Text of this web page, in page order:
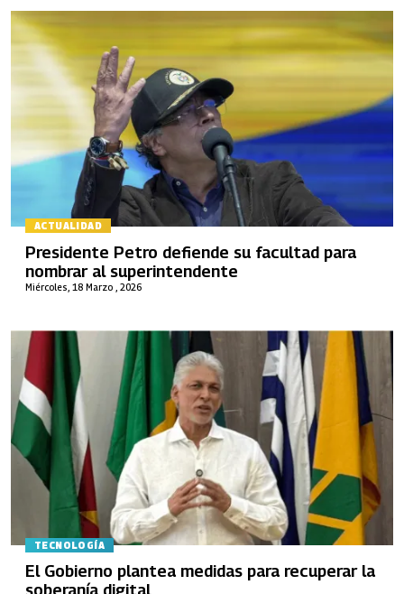
ACTUALIDAD
Miércoles, 18 Marzo , 2026
Presidente Petro defiende su facultad para
nombrar al superintendente
TECNOLOGÍA
El Gobierno plantea medidas para recuperar la
soberanía digital